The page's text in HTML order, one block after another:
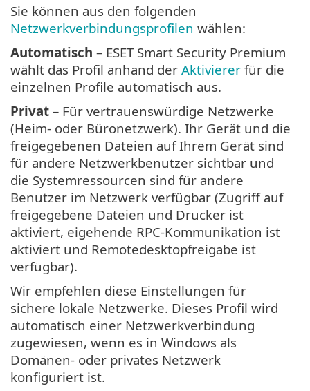
Sie können aus den folgenden
Netzwerkverbindungsprofilen wählen:
Automatisch – ESET Smart Security Premium
wählt das Profil anhand der Aktivierer für die
einzelnen Profile automatisch aus.
Privat – Für vertrauenswürdige Netzwerke
(Heim- oder Büronetzwerk). Ihr Gerät und die
freigegebenen Dateien auf Ihrem Gerät sind
für andere Netzwerkbenutzer sichtbar und
die Systemressourcen sind für andere
Benutzer im Netzwerk verfügbar (Zugriff auf
freigegebene Dateien und Drucker ist
aktiviert, eigehende RPC-Kommunikation ist
aktiviert und Remotedesktopfreigabe ist
verfügbar).
Wir empfehlen diese Einstellungen für
sichere lokale Netzwerke. Dieses Profil wird
automatisch einer Netzwerkverbindung
zugewiesen, wenn es in Windows als
Domänen- oder privates Netzwerk
konfiguriert ist.